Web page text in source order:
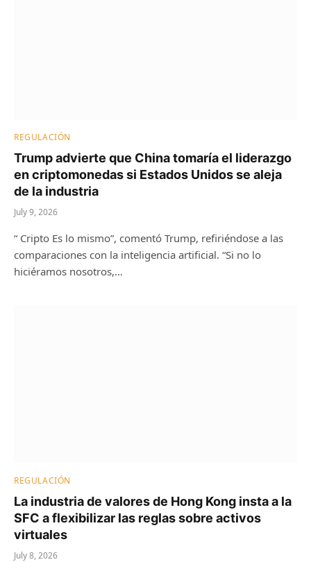
REGULACIÓN
Trump advierte que China tomaría el liderazgo
en criptomonedas si Estados Unidos se aleja
de la industria
July 9, 2026
“ Cripto Es lo mismo”, comentó Trump, refiriéndose a las
comparaciones con la inteligencia artificial. “Si no lo
hiciéramos nosotros,…
REGULACIÓN
La industria de valores de Hong Kong insta a la
SFC a flexibilizar las reglas sobre activos
virtuales
July 8, 2026